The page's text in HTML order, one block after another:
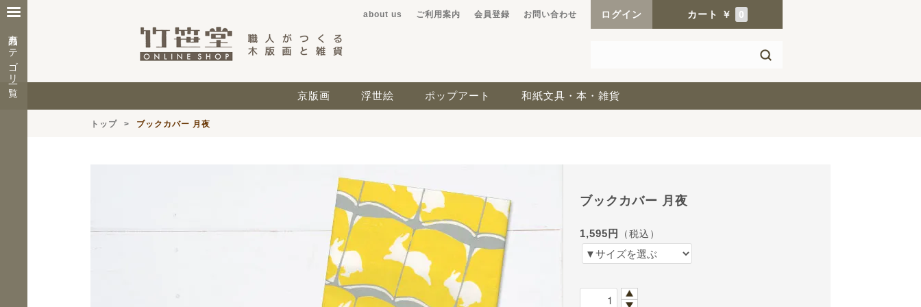
about us ご利用案内 会員登録 お問い合わせ ログイン カート ￥ 0
京版画 浮世絵 ポップアート 和紙文具・本・雑貨
商品カテゴリ一覧
トップ ブックカバー 月夜
ブックカバー 月夜
1,595円 （税込）